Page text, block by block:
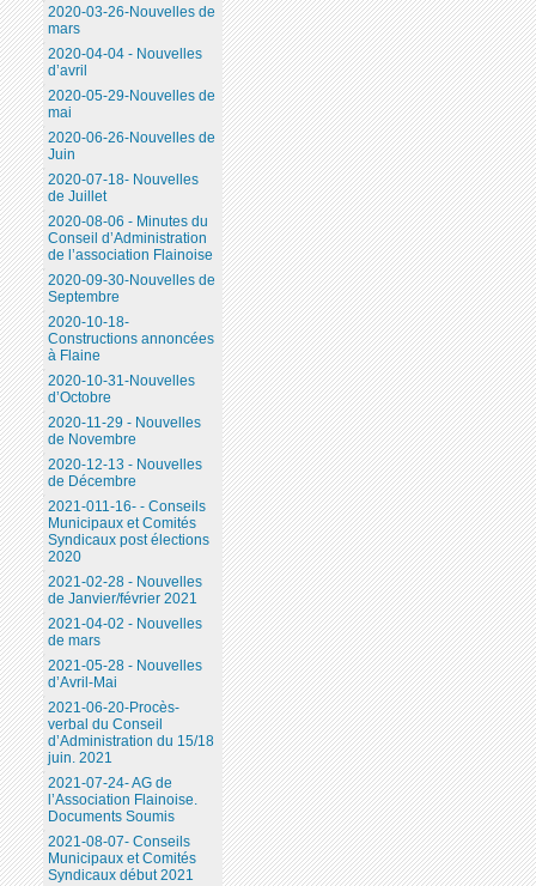
2020-03-26-Nouvelles de
mars
2020-04-04 - Nouvelles
d’avril
2020-05-29-Nouvelles de
mai
2020-06-26-Nouvelles de
Juin
2020-07-18- Nouvelles
de Juillet
2020-08-06 - Minutes du
Conseil d’Administration
de l’association Flainoise
2020-09-30-Nouvelles de
Septembre
2020-10-18-
Constructions annoncées
à Flaine
2020-10-31-Nouvelles
d’Octobre
2020-11-29 - Nouvelles
de Novembre
2020-12-13 - Nouvelles
de Décembre
2021-011-16- - Conseils
Municipaux et Comités
Syndicaux post élections
2020
2021-02-28 - Nouvelles
de Janvier/février 2021
2021-04-02 - Nouvelles
de mars
2021-05-28 - Nouvelles
d’Avril-Mai
2021-06-20-Procès-
verbal du Conseil
d’Administration du 15/18
juin. 2021
2021-07-24- AG de
l’Association Flainoise.
Documents Soumis
2021-08-07- Conseils
Municipaux et Comités
Syndicaux début 2021